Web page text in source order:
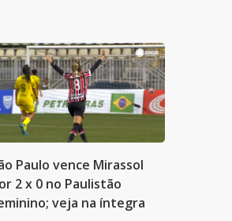
Paulo vence Mirassol
2 x 0 no Paulistão
veja na íntegra